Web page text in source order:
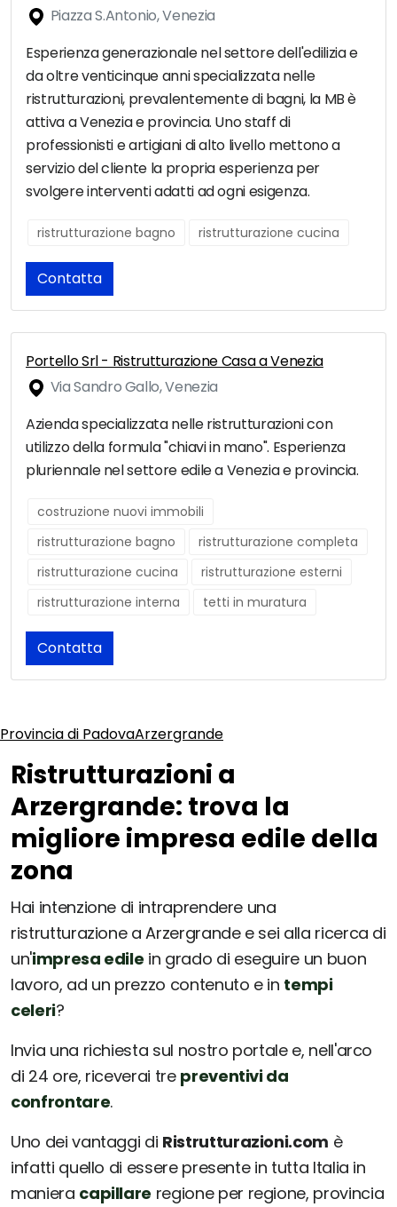
Piazza S.Antonio, Venezia
Esperienza generazionale nel settore dell'edilizia e
da oltre venticinque anni specializzata nelle
ristrutturazioni, prevalentemente di bagni, la MB è
attiva a Venezia e provincia. Uno staff di
professionisti e artigiani di alto livello mettono a
servizio del cliente la propria esperienza per
svolgere interventi adatti ad ogni esigenza.
ristrutturazione bagno ristrutturazione cucina
Contatta
Portello Srl - Ristrutturazione Casa a Venezia
Via Sandro Gallo, Venezia
Azienda specializzata nelle ristrutturazioni con
utilizzo della formula "chiavi in mano". Esperienza
pluriennale nel settore edile a Venezia e provincia.
costruzione nuovi immobili
ristrutturazione bagno
ristrutturazione completa
ristrutturazione cucina
ristrutturazione esterni
ristrutturazione interna
tetti in muratura
Contatta
Provincia di PadovaArzergrande
Ristrutturazioni a
Arzergrande: trova la
migliore impresa edile della
zona
Hai intenzione di intraprendere una
ristrutturazione a Arzergrande e sei alla ricerca di
un'impresa edile in grado di eseguire un buon
lavoro, ad un prezzo contenuto e in tempi
celeri?
Invia una richiesta sul nostro portale e, nell'arco
di 24 ore, riceverai tre preventivi da
confrontare.
Uno dei vantaggi di Ristrutturazioni.com è
infatti quello di essere presente in tutta Italia in
maniera capillare regione per regione, provincia